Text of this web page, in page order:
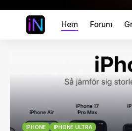
Hem Forum
IPHONE IPHONE ULTRA